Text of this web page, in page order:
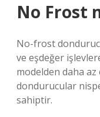
No Frost
No-frost
ve eşdeğer
modelden daha az
dondurucular
sahiptir.